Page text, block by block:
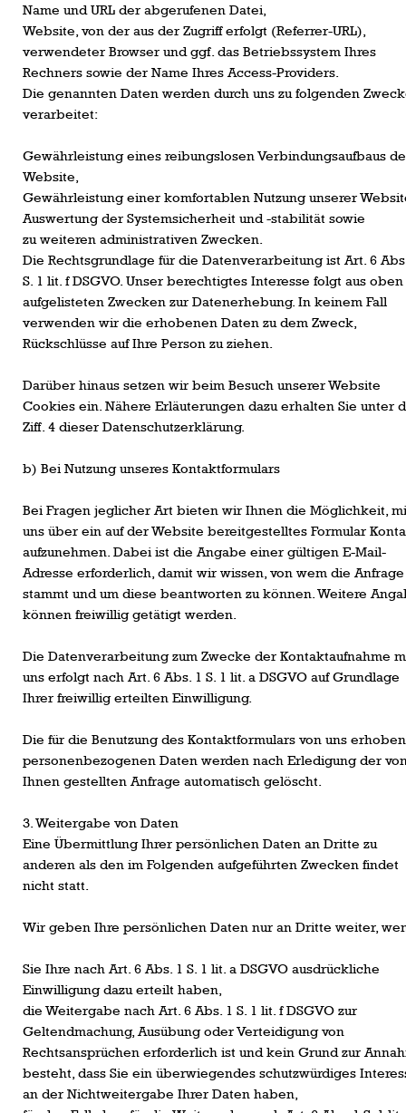
Name und URL der abgerufenen Datei,
Website, von der aus der Zugriff erfolgt (Referrer-URL),
verwendeter Browser und ggf. das Betriebssystem Ihres
Rechners sowie der Name Ihres Access-Providers.
Die genannten Daten werden durch uns zu folgenden
verarbeitet:
Gewährleistung eines reibungslosen Verbindungsaufbaus
Website,
Gewährleistung einer komfortablen Nutzung unserer
Auswertung der Systemsicherheit und -stabilität sowie
zu weiteren administrativen Zwecken.
Die Rechtsgrundlage für die Datenverarbeitung ist Art. 6
S. 1 lit. f DSGVO. Unser berechtigtes Interesse folgt aus oben
aufgelisteten Zwecken zur Datenerhebung. In keinem Fall
verwenden wir die erhobenen Daten zu dem Zweck,
Rückschlüsse auf Ihre Person zu ziehen.
Darüber hinaus setzen wir beim Besuch unserer Website
Cookies ein. Nähere Erläuterungen dazu erhalten Sie unter
Ziff. 4 dieser Datenschutzerklärung.
b) Bei Nutzung unseres Kontaktformulars
Bei Fragen jeglicher Art bieten wir Ihnen die Möglichkeit,
uns über ein auf der Website bereitgestelltes Formular
aufzunehmen. Dabei ist die Angabe einer gültigen E-Mail-
Adresse erforderlich, damit wir wissen, von wem die Anfrage
stammt und um diese beantworten zu können. Weitere
können freiwillig getätigt werden.
Die Datenverarbeitung zum Zwecke der Kontaktaufnahme
uns erfolgt nach Art. 6 Abs. 1 S. 1 lit. a DSGVO auf Grundlage
Ihrer freiwillig erteilten Einwilligung.
Die für die Benutzung des Kontaktformulars von uns
personenbezogenen Daten werden nach Erledigung der
Ihnen gestellten Anfrage automatisch gelöscht.
3. Weitergabe von Daten
Eine Übermittlung Ihrer persönlichen Daten an Dritte zu
anderen als den im Folgenden aufgeführten Zwecken findet
nicht statt.
Wir geben Ihre persönlichen Daten nur an Dritte weiter,
Sie Ihre nach Art. 6 Abs. 1 S. 1 lit. a DSGVO ausdrückliche
Einwilligung dazu erteilt haben,
die Weitergabe nach Art. 6 Abs. 1 S. 1 lit. f DSGVO zur
Geltendmachung, Ausübung oder Verteidigung von
Rechtsansprüchen erforderlich ist und kein Grund zur
besteht, dass Sie ein überwiegendes schutzwürdiges
an der Nichtweitergabe Ihrer Daten haben,